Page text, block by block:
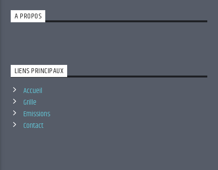
A PROPOS
LIENS PRINCIPAUX
Accueil
Grille
Emissions
Contact